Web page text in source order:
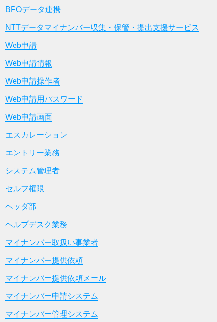
BPOデータ連携
NTTデータマイナンバー収集・保管・提出支援サービス
Web申請
Web申請情報
Web申請操作者
Web申請用パスワード
Web申請画面
エスカレーション
エントリー業務
システム管理者
セルフ権限
ヘッダ部
ヘルプデスク業務
マイナンバー取扱い事業者
マイナンバー提供依頼
マイナンバー提供依頼メール
マイナンバー申請システム
マイナンバー管理システム